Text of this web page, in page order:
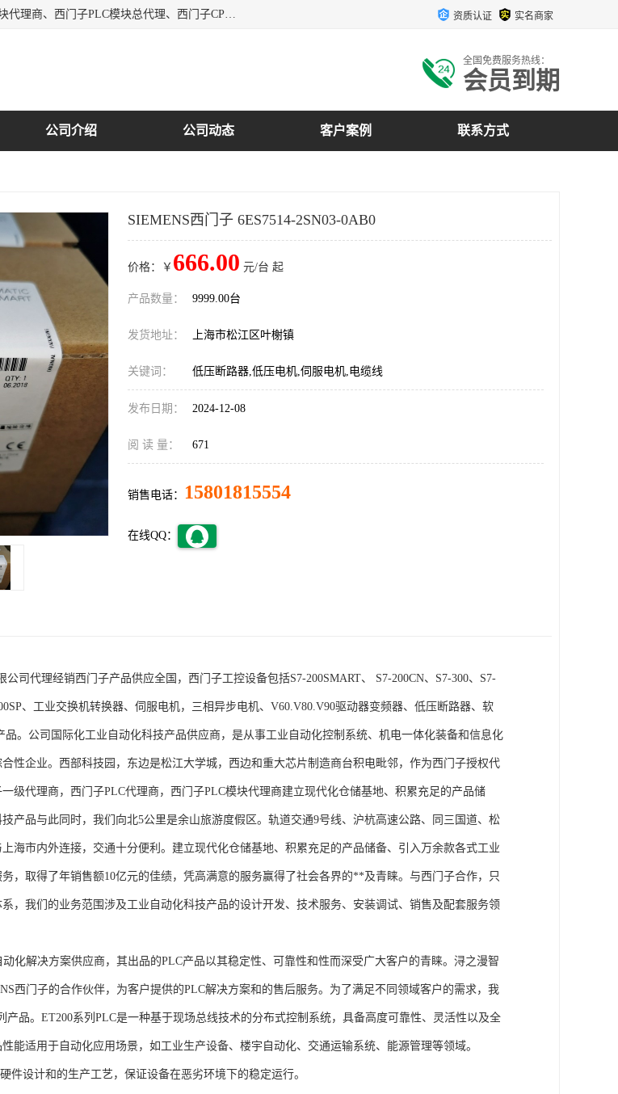
上海诗幕自动化设备有限公司是一家西门子授权分销商；主要负责：德国西门子模块代理商、西门子PLC模块总代理、西门子CPU模块代理商、西门子电缆代理、西门子触摸屏变频器总代理等专销售西门子各系列产品；实体公司，诚信经营，价格优势，品质保证，库存量大，供应！ 资质认证 实名商家
全国免费服务热线：
会员到期
公司介绍 公司动态 客户案例 联系方式
SIEMENS西门子 6ES7514-2SN03-0AB0
价格：￥ 666.00 元/台 起
产品数量： 9999.00台
发货地址： 上海市松江区叶榭镇
关键词： 低压断路器,低压电机,伺服电机,电缆线
发布日期： 2024-12-08
阅 读 量： 671
销售电话： 15801815554
在线QQ：
理经销西门子产品供应全国，西门子工控设备包括S7-200SMART、 S7-200CN、S7-300、S7-
、工业交换机转换器、伺服电机，三相异步电机、V60.V80.V90驱动器变频器、低压断路器、软
品。公司国际化工业自动化科技产品供应商，是从事工业自动化控制系统、机电一体化装备和信息化
性企业。西部科技园，东边是松江大学城，西边和重大芯片制造商台积电毗邻，作为西门子授权代
级代理商，西门子PLC代理商，西门子PLC模块代理商建立现代化仓储基地、积累充足的产品储
产品与此同时，我们向北5公里是余山旅游度假区。轨道交通9号线、沪杭高速公路、同三国道、松
海市内外连接，交通十分便利。建立现代化仓储基地、积累充足的产品储备、引入万余款各式工业
，取得了年销售额10亿元的佳绩，凭高满意的服务赢得了社会各界的**及青睐。与西门子合作，只
，我们的业务范围涉及工业自动化科技产品的设计开发、技术服务、安装调试、销售及配套服务领
决方案供应商，其出品的PLC产品以其稳定性、可靠性和性而深受广大客户的青睐。浔之漫智
西门子的合作伙伴，为客户提供的PLC解决方案和的售后服务。为了满足不同领域客户的需求，我
产品。ET200系列PLC是一种基于现场总线技术的分布式控制系统，具备高度可靠性、灵活性以及全
能适用于自动化应用场景，如工业生产设备、楼宇自动化、交通运输系统、能源管理等领域。
件设计和的生产工艺，保证设备在恶劣环境下的稳定运行。